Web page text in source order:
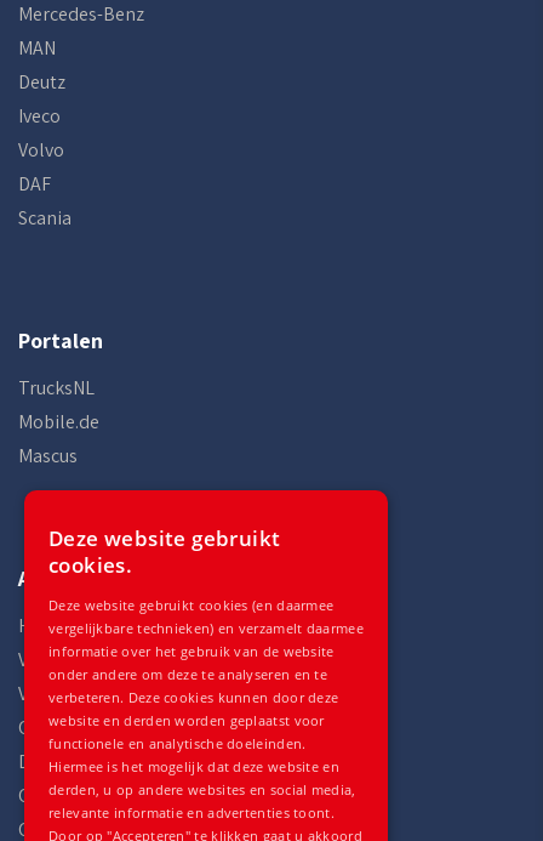
Mercedes-Benz
MAN
Deutz
Iveco
Volvo
DAF
Scania
Portalen
TrucksNL
Mobile.de
Mascus
Auto Gilles
Home
Voorraad
Voertuigen
Onderdelen
Diensten
Over ons
Contact
Deze website gebruikt
cookies.
Deze website gebruikt cookies (en daarmee
vergelijkbare technieken) en verzamelt daarmee
informatie over het gebruik van de website
onder andere om deze te analyseren en te
verbeteren. Deze cookies kunnen door deze
website en derden worden geplaatst voor
functionele en analytische doeleinden.
Hiermee is het mogelijk dat deze website en
derden, u op andere websites en social media,
relevante informatie en advertenties toont.
Door op "Accepteren" te klikken gaat u akkoord